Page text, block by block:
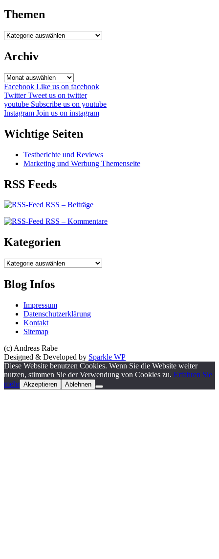
Themen
Themen
Archiv
Archiv
Facebook Like us on facebook
TwitterTweet us on twitter
youtube Subscribe us on youtube
Instagram Join us on instagram
Wichtige Seiten
Testberichte und Reviews
Marketing und Werbung Themenseite
RSS Feeds
RSS – Beiträge
RSS – Kommentare
Kategorien
Kategorien
Blog Infos
Impressum
Datenschutzerklärung
Kontakt
Sitemap
(c) Andreas Rabe
Designed & Developed by Sparkle WP
Diese Website benutzen Cookies. Wenn Sie die Website weiter
nutzen, stimmen Sie der Verwendung von Cookies zu. Erfahren Sie
mehr Akzeptieren Ablehnen